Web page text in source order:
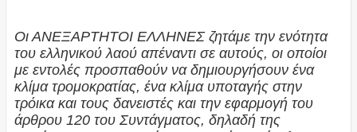
Οι ΑΝΕΞΑΡΤΗΤΟΙ ΕΛΛΗΝΕΣ ζητάμε την ενότητα
του ελληνικού λαού απέναντι σε αυτούς, οι οποίοι
με εντολές προσπαθούν να δημιουργήσουν ένα
κλίμα τρομοκρατίας, ένα κλίμα υποταγής στην
τρόικα και τους δανειστές και την εφαρμογή του
άρθρου 120 του Συντάγματος, δηλαδή της